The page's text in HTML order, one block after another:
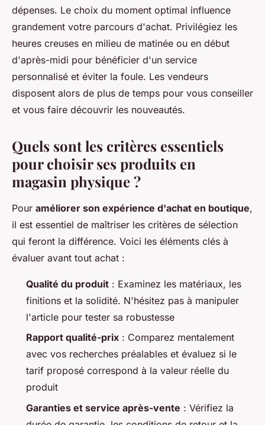
dépenses. Le choix du moment optimal influence
grandement votre parcours d'achat. Privilégiez les
heures creuses en milieu de matinée ou en début
d'après-midi pour bénéficier d'un service
personnalisé et éviter la foule. Les vendeurs
disposent alors de plus de temps pour vous conseiller
et vous faire découvrir les nouveautés.
Quels sont les critères essentiels
pour choisir ses produits en
magasin physique ?
Pour améliorer son expérience d'achat en boutique,
il est essentiel de maîtriser les critères de sélection
qui feront la différence. Voici les éléments clés à
évaluer avant tout achat :
Qualité du produit : Examinez les matériaux, les
finitions et la solidité. N'hésitez pas à manipuler
l'article pour tester sa robustesse
Rapport qualité-prix : Comparez mentalement
avec vos recherches préalables et évaluez si le
tarif proposé correspond à la valeur réelle du
produit
Garanties et service après-vente : Vérifiez la